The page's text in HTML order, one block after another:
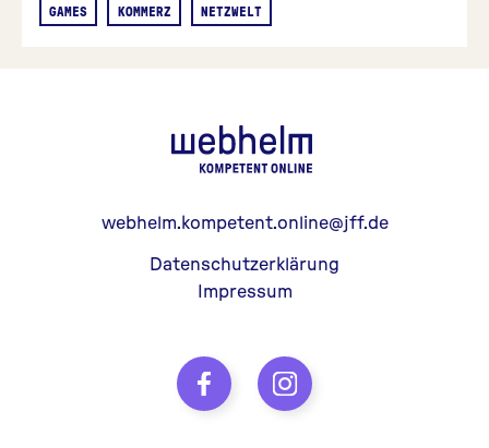
GAMES KOMMERZ NETZWELT
webhelm.kompetent.online@jff.de
Datenschutzerklärung
Impressum